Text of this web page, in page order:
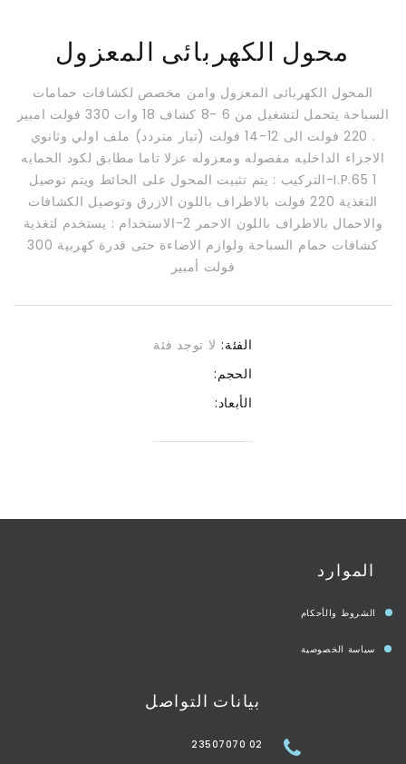
محول الكهربائى المعزول
المحول الكهربائى المعزول وامن مخصص لكشافات حمامات
السباحة يتحمل لتشغيل من 6 -8 كشاف 18 وات 330 فولت امبير
. 220 فولت الى 12-14 فولت (تيار متردد) ملف اولي وثانوي
الاجزاء الداخليه مفصوله ومعزوله عزلا تاما مطابق لكود الحمايه
I.P.65 1-التركيب : يتم تثبيت المحول على الحائط ويتم توصيل
التغذية 220 فولت بالاطراف باللون الازرق وتوصيل الكشافات
والاحمال بالاطراف باللون الاحمر 2-الاستخدام : يستخدم لتغذية
كشافات حمام السباحة ولوازم الاضاءة حتى قدرة كهربية 300
فولت أمبير
الفئة: لا توجد فئة
الحجم:
الأبعاد:
الموارد
الشروط والأحكام
سياسة الخصوصية
بيانات التواصل
02 23507070